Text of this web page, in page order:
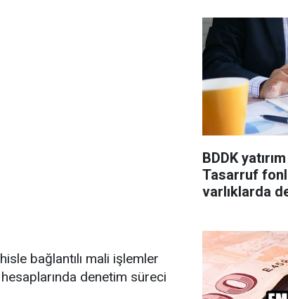
bağlantılı mali işlemler
denetim süreci
BDDK
Tasarruf
varlıklarda